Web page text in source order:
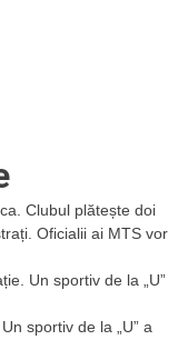
Clubul plătește doi
Oficialii ai MTS vor
Un sportiv de la „U”
sportiv de la „U” a